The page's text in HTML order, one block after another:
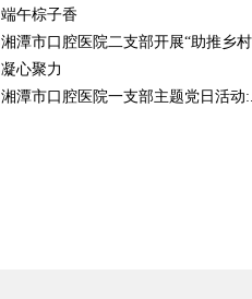
端午棕子香
湘潭市口腔医院二支部开展“助推乡
凝心聚力
湘潭市口腔医院一支部主题党日活动